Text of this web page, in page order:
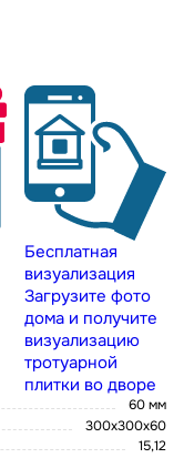
Бесплатная
визуализация
Загрузите фото
дома и получите
визуализацию
тротуарной
плитки во дворе
60 мм
300х300х60
15,12